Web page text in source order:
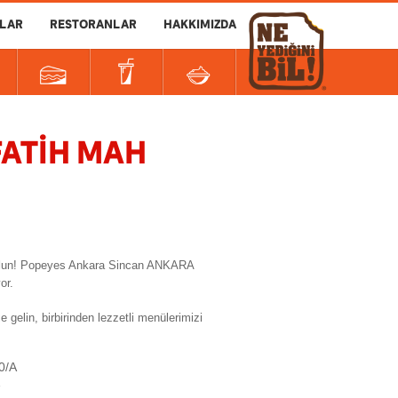
RESTORANLAR HAKKIMIZDA
MAH
Popeyes Ankara Sincan ANKARA
gelin, birbirinden lezzetli menülerimizi
A